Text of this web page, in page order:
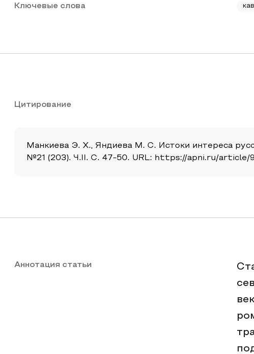
Ключевые слова
Цитирование
Манкиева Э. Х., Яндиева М. С. Истоки интереса
№21 (203). Ч.II. С. 47-50. URL: https://apni.ru/
Аннотация статьи